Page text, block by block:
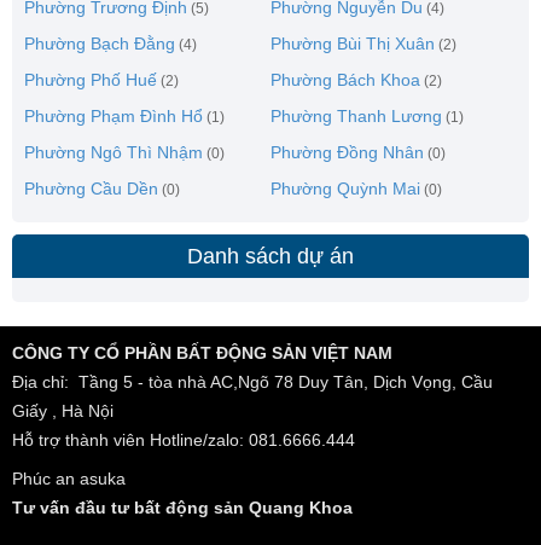
Phường Trương Định (5) Phường Nguyễn Du (4)
Phường Bạch Đằng (4) Phường Bùi Thị Xuân (2)
Phường Phố Huế (2) Phường Bách Khoa (2)
Phường Phạm Đình Hổ (1) Phường Thanh Lương (1)
Phường Ngô Thì Nhậm (0) Phường Đồng Nhân (0)
Phường Cầu Dền (0) Phường Quỳnh Mai (0)
Danh sách dự án
CÔNG TY CỔ PHẦN BẤT ĐỘNG SẢN VIỆT NAM
Địa chỉ: Tầng 5 - tòa nhà AC,Ngõ 78 Duy Tân, Dịch Vọng, Cầu
Giấy , Hà Nội
Hỗ trợ thành viên Hotline/zalo: 081.6666.444
Phúc an asuka
Tư vấn đầu tư bất động sản Quang Khoa